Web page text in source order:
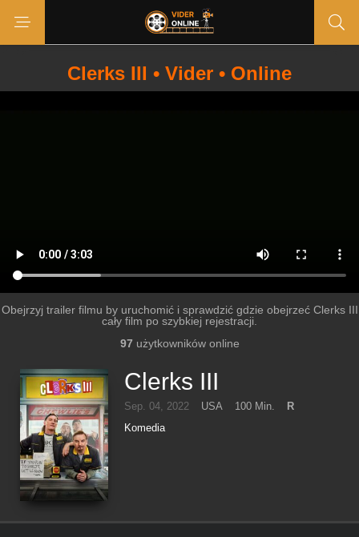
Clerks III • Vider • Online
Obejrzyj trailer filmu by uruchomić i sprawdzić gdzie obejrzeć Clerks III
cały film po szybkiej rejestracji.
97 użytkowników online
Clerks III
Sep. 04, 2022 USA 100 Min.
R
Komedia